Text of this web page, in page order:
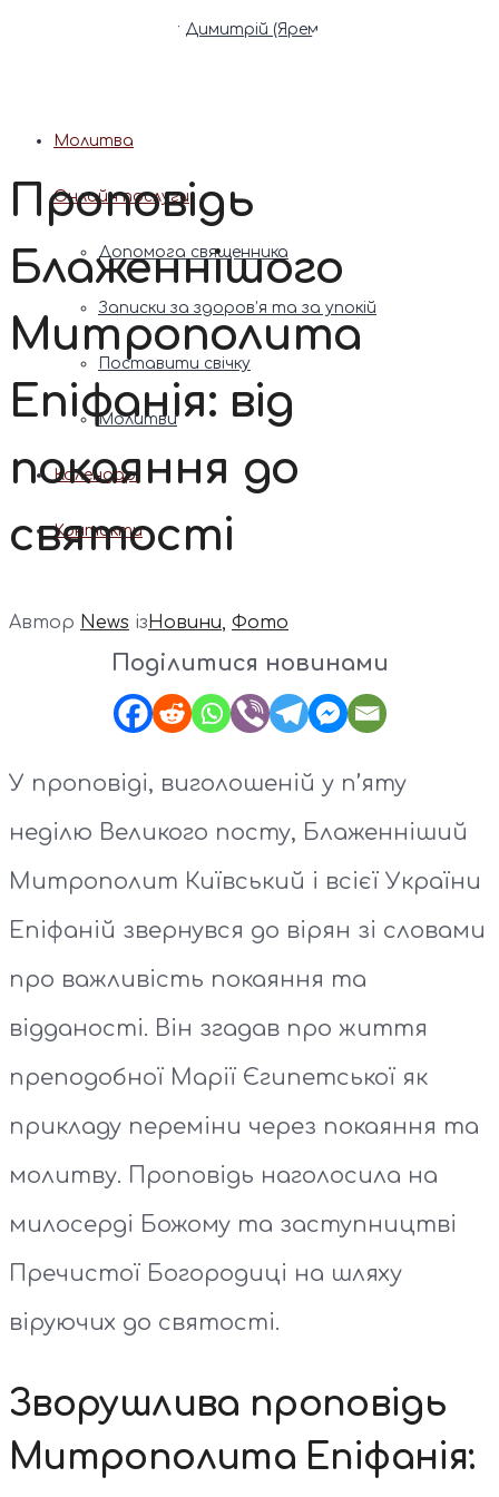
Патріарх Димитрій (Ярема)
Молитва
Онлайн послуги
Допомога священника
Записки за здоров’я та за упокій
Поставити свічку
Молитви
Календар
Контакти
Проповідь
Блаженнішого
Митрополита
Епіфанія: від
покаяння до
святості
Автор News ізНовини, Фото
Поділитися новинами
У проповіді, виголошеній у п’яту
неділю Великого посту, Блаженніший
Митрополит Київський і всієї України
Епіфаній звернувся до вірян зі словами
про важливість покаяння та
відданості. Він згадав про життя
преподобної Марії Єгипетської як
прикладу переміни через покаяння та
молитву. Проповідь наголосила на
милосерді Божому та заступництві
Пречистої Богородиці на шляху
віруючих до святості.
Зворушлива проповідь
Митрополита Епіфанія: